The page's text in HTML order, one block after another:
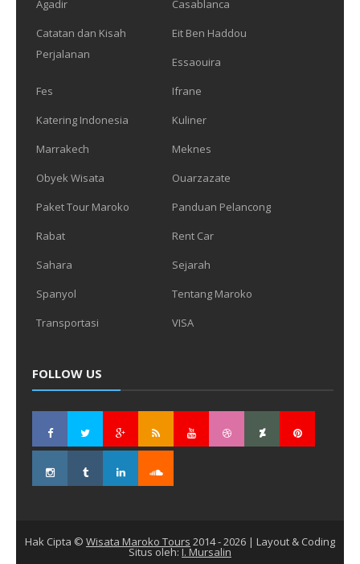
Agadir
Casablanca
Catatan dan Kisah
Perjalanan
Eit Ben Haddou
Essaouira
Fes
Ifrane
Katering Indonesia
Kuliner
Marrakech
Meknes
Obyek Wisata
Ouarzazate
Paket Tour Maroko
Panduan Pelancong
Rabat
Rent Car
Sahara
Sejarah
Spanyol
Tentang Maroko
Transportasi
VISA
FOLLOW US
Hak Cipta © Wisata Maroko Tours 2014 -2026 | Layout & Coding
Situs oleh:I. Mursalin